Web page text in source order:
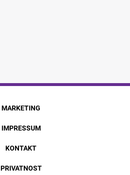
MARKETING
IMPRESSUM
KONTAKT
PRIVATNOST